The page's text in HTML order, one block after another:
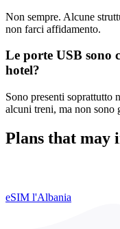
Non sempre. Alcune
non farci affidamento.
Le porte USB sono
hotel?
Sono presenti soprattutto
alcuni treni, ma non sono
Plans that may
eSIM l'Albania